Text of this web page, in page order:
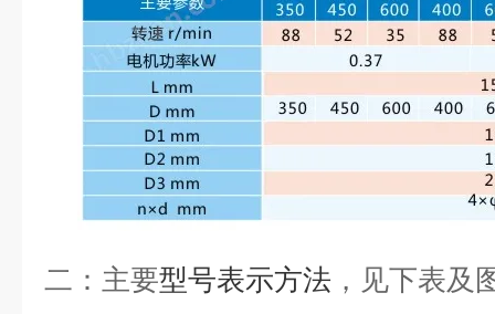
二： 主要型号表示方法 ，见下表及